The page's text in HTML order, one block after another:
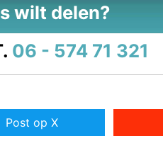
wilt delen?
06 - 574 71 321
Post op X